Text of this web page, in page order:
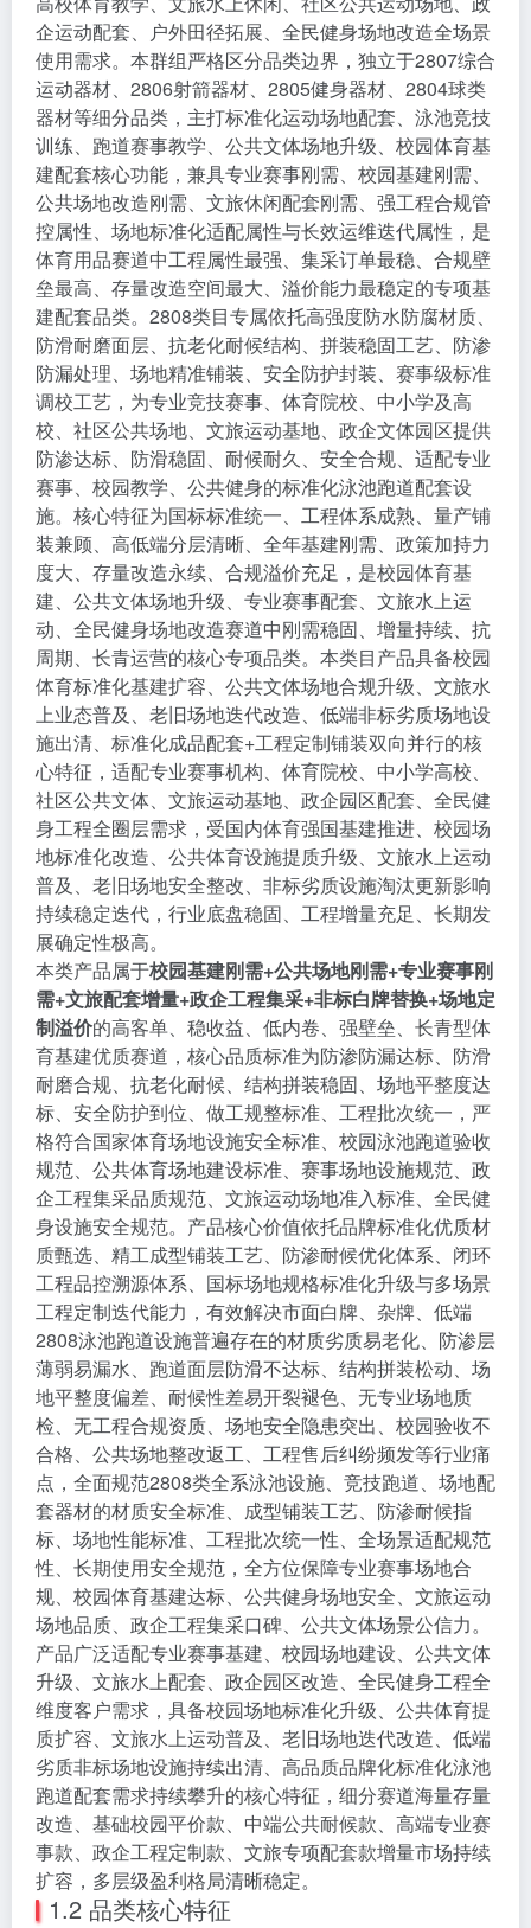
企运动配套、户外田径拓展、全民健身场地改造全场景
使用需求。本群组严格区分品类边界，独立于2807综合
运动器材、2806射箭器材、2805健身器材、2804球类
器材等细分品类，主打标准化运动场地配套、泳池竞技
训练、跑道赛事教学、公共文体场地升级、校园体育基
建配套核心功能，兼具专业赛事刚需、校园基建刚需、
公共场地改造刚需、文旅休闲配套刚需、强工程合规管
控属性、场地标准化适配属性与长效运维迭代属性，是
体育用品赛道中工程属性最强、集采订单最稳、合规壁
垒最高、存量改造空间最大、溢价能力最稳定的专项基
建配套品类。2808类目专属依托高强度防水防腐材质、
防滑耐磨面层、抗老化耐候结构、拼装稳固工艺、防渗
防漏处理、场地精准铺装、安全防护封装、赛事级标准
调校工艺，为专业竞技赛事、体育院校、中小学及高
校、社区公共场地、文旅运动基地、政企文体园区提供
防渗达标、防滑稳固、耐候耐久、安全合规、适配专业
赛事、校园教学、公共健身的标准化泳池跑道配套设
施。核心特征为国标标准统一、工程体系成熟、量产铺
装兼顾、高低端分层清晰、全年基建刚需、政策加持力
度大、存量改造永续、合规溢价充足，是校园体育基
建、公共文体场地升级、专业赛事配套、文旅水上运
动、全民健身场地改造赛道中刚需稳固、增量持续、抗
周期、长青运营的核心专项品类。本类目产品具备校园
体育标准化基建扩容、公共文体场地合规升级、文旅水
上业态普及、老旧场地迭代改造、低端非标劣质场地设
施出清、标准化成品配套+工程定制铺装双向并行的核
心特征，适配专业赛事机构、体育院校、中小学高校、
社区公共文体、文旅运动基地、政企园区配套、全民健
身工程全圈层需求，受国内体育强国基建推进、校园场
地标准化改造、公共体育设施提质升级、文旅水上运动
普及、老旧场地安全整改、非标劣质设施淘汰更新影响
持续稳定迭代，行业底盘稳固、工程增量充足、长期发
展确定性极高。
本类产品属于校园基建刚需+公共场地刚需+专业赛事刚
需+文旅配套增量+政企工程集采+非标白牌替换+场地定
制溢价的高客单、稳收益、低内卷、强壁垒、长青型体
育基建优质赛道，核心品质标准为防渗防漏达标、防滑
耐磨合规、抗老化耐候、结构拼装稳固、场地平整度达
标、安全防护到位、做工规整标准、工程批次统一，严
格符合国家体育场地设施安全标准、校园泳池跑道验收
规范、公共体育场地建设标准、赛事场地设施规范、政
企工程集采品质规范、文旅运动场地准入标准、全民健
身设施安全规范。产品核心价值依托品牌标准化优质材
质甄选、精工成型铺装工艺、防渗耐候优化体系、闭环
工程品控溯源体系、国标场地规格标准化升级与多场景
工程定制迭代能力，有效解决市面白牌、杂牌、低端
2808泳池跑道设施普遍存在的材质劣质易老化、防渗层
薄弱易漏水、跑道面层防滑不达标、结构拼装松动、场
地平整度偏差、耐候性差易开裂褪色、无专业场地质
检、无工程合规资质、场地安全隐患突出、校园验收不
合格、公共场地整改返工、工程售后纠纷频发等行业痛
点，全面规范2808类全系泳池设施、竞技跑道、场地配
套器材的材质安全标准、成型铺装工艺、防渗耐候指
标、场地性能标准、工程批次统一性、全场景适配规范
性、长期使用安全规范，全方位保障专业赛事场地合
规、校园体育基建达标、公共健身场地安全、文旅运动
场地品质、政企工程集采口碑、公共文体场景公信力。
产品广泛适配专业赛事基建、校园场地建设、公共文体
升级、文旅水上配套、政企园区改造、全民健身工程全
维度客户需求，具备校园场地标准化升级、公共体育提
质扩容、文旅水上运动普及、老旧场地迭代改造、低端
劣质非标场地设施持续出清、高品质品牌化标准化泳池
跑道配套需求持续攀升的核心特征，细分赛道海量存量
改造、基础校园平价款、中端公共耐候款、高端专业赛
事款、政企工程定制款、文旅专项配套款增量市场持续
扩容，多层级盈利格局清晰稳定。
1.2 品类核心特征